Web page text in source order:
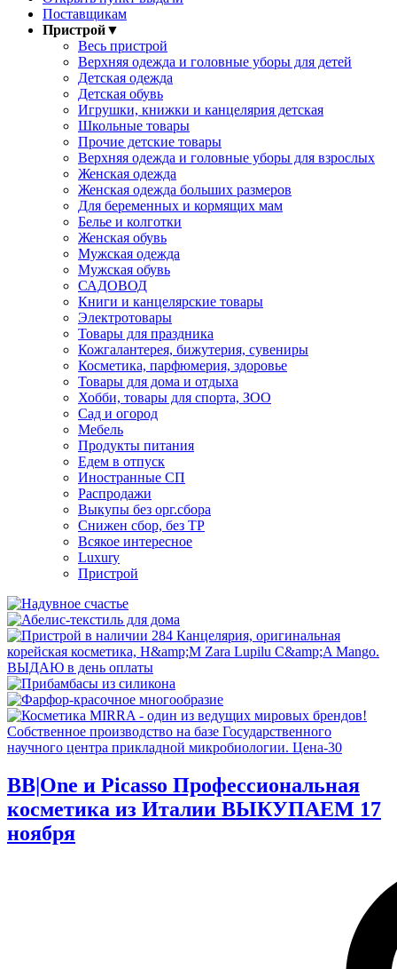
Поставщикам
Пристрой▼
Весь пристрой
Верхняя одежда и головные уборы для детей
Детская одежда
Детская обувь
Игрушки, книжки и канцелярия детская
Школьные товары
Прочие детские товары
Верхняя одежда и головные уборы для взрослых
Женская одежда
Женская одежда больших размеров
Для беременных и кормящих мам
Белье и колготки
Женская обувь
Мужская одежда
Мужская обувь
САДОВОД
Книги и канцелярские товары
Электротовары
Товары для праздника
Кожгалантерея, бижутерия, сувениры
Косметика, парфюмерия, здоровье
Товары для дома и отдыха
Хобби, товары для спорта, ЗОО
Сад и огород
Мебель
Продукты питания
Едем в отпуск
Иностранные СП
Распродажи
Выкупы без орг.сбора
Снижен сбор, без ТР
Всякое интересное
Luxury
Пристрой
BB|One и Picasso Профессиональная
косметика из Италии ВЫКУПАЕМ 17
ноября